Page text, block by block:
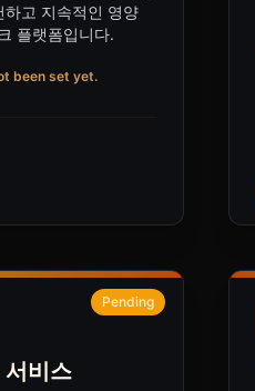
고 지속적인 영양
플랫폼입니다.
been set yet.
Pending
비스